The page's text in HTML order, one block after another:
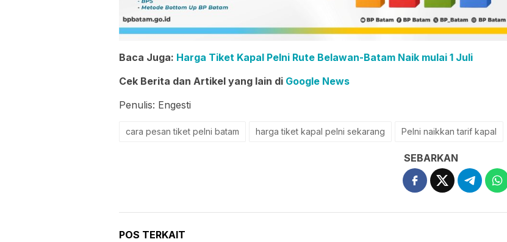
Baca Juga: Harga Tiket Kapal Pelni Rute Belawan-Batam Naik mulai 1 Juli
Cek Berita dan Artikel yang lain di Google News
Penulis: Engesti
cara pesan tiket pelni batam harga tiket kapal pelni sekarang Pelni naikkan tarif kapal
SEBARKAN
POS TERKAIT